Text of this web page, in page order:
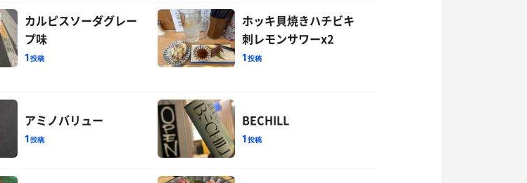
カルピスソーダグレー
プ味
1投稿
ホッキ貝焼きハチビキ
刺レモンサワーx2
1投稿
アミノバリュー
1投稿
BECHILL
1投稿